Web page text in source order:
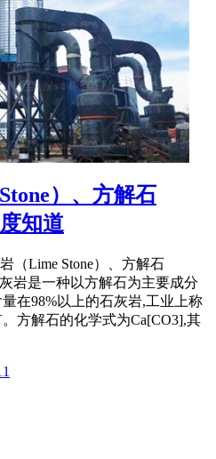
）、方解石
知道
（Lime Stone）、方解石
灰岩是一种以方解石为主要成分
在98%以上的石灰岩,工业上称
方解石的化学式为Ca[CO3],其